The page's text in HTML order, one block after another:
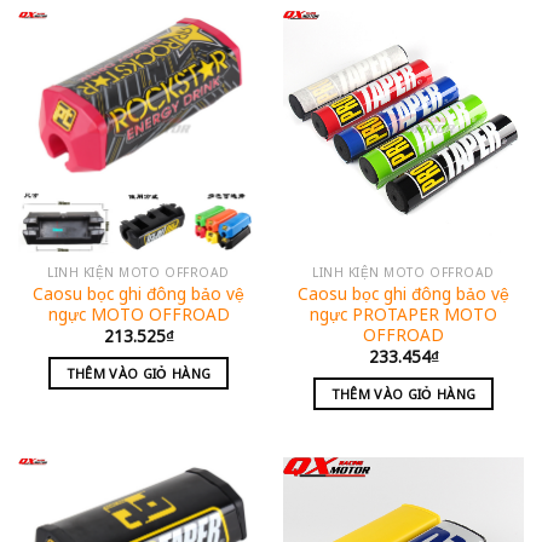
LINH KIỆN MOTO OFFROAD
Caosu bọc ghi đông bảo vệ
ngực MOTO OFFROAD
213.525₫
THÊM VÀO GIỎ HÀNG
LINH KIỆN MOTO OFFROAD
Caosu bọc ghi đông bảo vệ
ngực PROTAPER MOTO
OFFROAD
233.454₫
THÊM VÀO GIỎ HÀNG